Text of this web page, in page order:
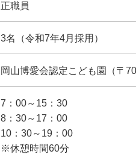
正職員
3名（令和7年4月採用）
岡山博愛会認定こども園（〒
7：00～15：30
8：30～17：00
10：30～19：00
※休憩時間60分